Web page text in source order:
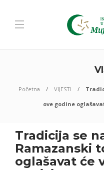
Početna VIJESTI
ove godine
Tradicija se
Ramazanski
oglašavat će